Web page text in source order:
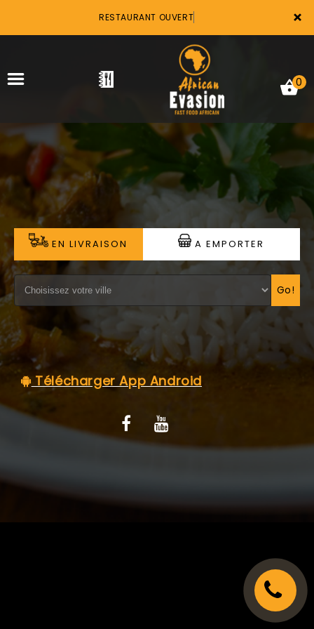
×
RESTAURANT OUVERT
ACCUEIL
LA CARTE
VOTRE COMPTE
NOTRE RESTAURANT
VOS AVIS
MENTIONS LÉGALES
C.G.V
0
EN LIVRAISON A EMPORTER
Go!
Télécharger App Android